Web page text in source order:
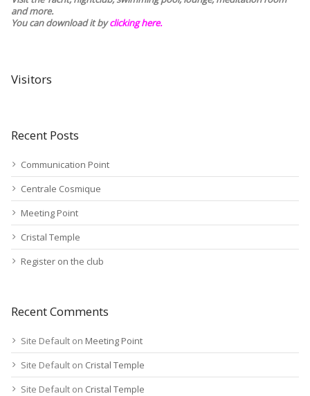
and more.
You can download it byclicking here.
Visitors
Recent Posts
Communication Point
Centrale Cosmique
Meeting Point
Cristal Temple
Register on the club
Recent Comments
Site Default on Meeting Point
Site Default on Cristal Temple
Site Default on Cristal Temple